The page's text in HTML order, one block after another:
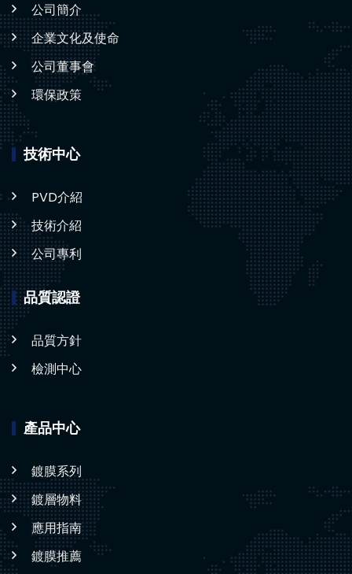
公司簡介
企業文化及使命
公司董事會
環保政策
技術中心
PVD介紹
技術介紹
公司專利
品質認證
品質方針
檢測中心
產品中心
鍍膜系列
鍍層物料
應用指南
鍍膜推薦